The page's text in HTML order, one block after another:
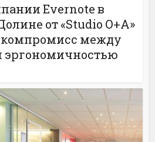
Evernote в
от «Studio O+A»
между
эргономичностью